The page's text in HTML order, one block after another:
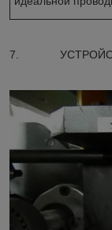
7.